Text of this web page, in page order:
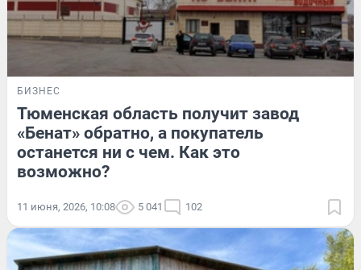
БИЗНЕС
Тюменская область получит завод
«Бенат» обратно, а покупатель
останется ни с чем. Как это
возможно?
11 июня, 2026, 10:08 5 041 102